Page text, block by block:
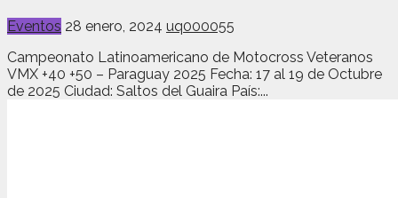
Eventos 28 enero, 2024 uq000055
Campeonato Latinoamericano de Motocross Veteranos
VMX +40 +50 – Paraguay 2025 Fecha: 17 al 19 de Octubre
de 2025 Ciudad: Saltos del Guaira País:...